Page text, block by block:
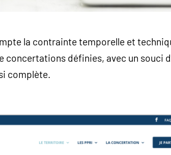
la contrainte temporelle et
concertations définies, avec un souci
complète.